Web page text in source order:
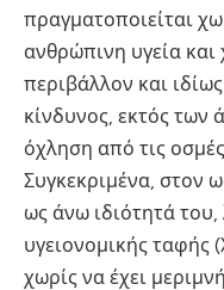
πραγματοποιείται
ανθρώπινη υγεία και
περιβάλλον και
κίνδυνος, εκτός των
όχληση από τις
Συγκεκριμένα, στον
ως άνω ιδιότητά
υγειονομικής ταφής
χωρίς να έχει